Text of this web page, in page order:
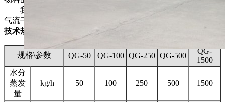
我公司就气流干燥设备对外咨询，并代为设计制造非定型
气流干燥机。
技术规格
规格\参数 QG-50 QG-100 QG-250 QG-500
QG-
1500
水分
蒸发
量
kg/h 50 100 250 500 1500